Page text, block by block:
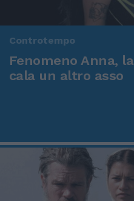
Controtempo
Fenomeno Anna,
cala un altro asso